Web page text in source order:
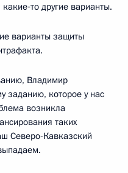
другие варианты.
варианты защиты
Владимир
заданию, которое у нас
возникла
таких
Северо-Кавказский